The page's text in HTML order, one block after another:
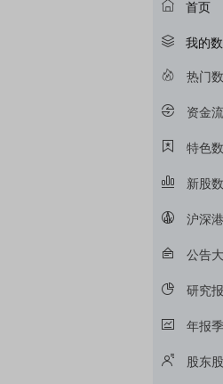
首页
我的
热门
资金
特色
新股
沪深
公告
研究
年报
股东